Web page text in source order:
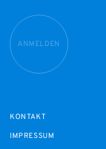
ANMELDEN
KONTAKT
IMPRESSUM